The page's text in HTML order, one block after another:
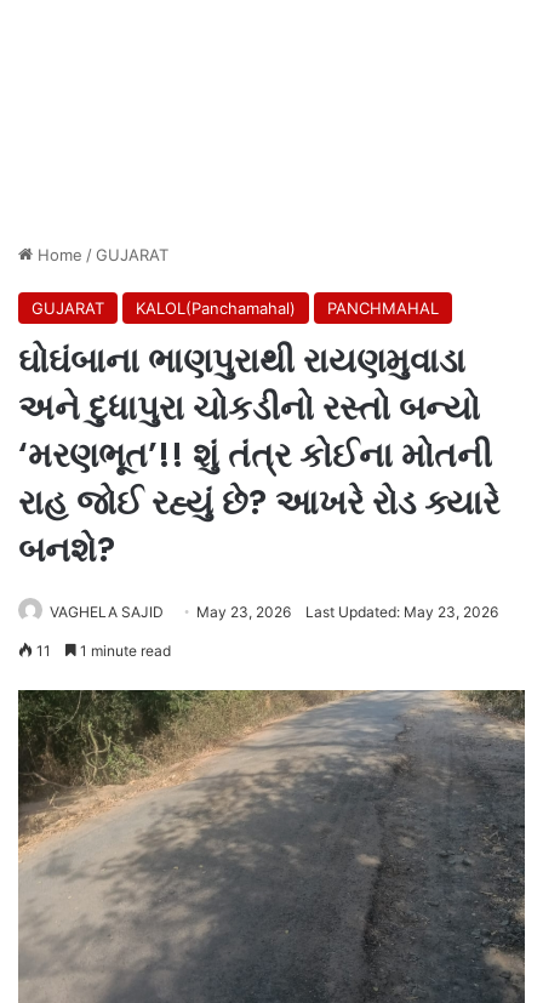
Home /GUJARAT
GUJARAT KALOL(Panchamahal) PANCHMAHAL
ઘોઘંબાના ભાણપુરાથી રાયણમુવાડા
અને દુધાપુરા ચોકડીનો રસ્તો બન્યો
‘મરણભૂત’!! શું તંત્ર કોઈના મોતની
રાહ જોઈ રહ્યું છે? આખરે રોડ ક્યારે
બનશે?
VAGHELA SAJID May 23, 2026 Last Updated: May 23, 2026
11 1 minute read